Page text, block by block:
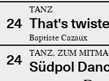
24
TANZ
That's
Baptiste Cazaux
24 TANZ, ZUM
Südpol